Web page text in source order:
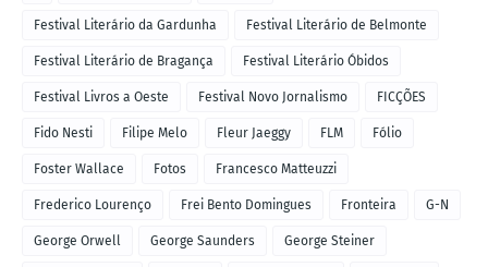
Festival Literário da Gardunha Festival Literário de Belmonte
Festival Literário de Bragança Festival Literário Óbidos
Festival Livros a Oeste Festival Novo Jornalismo FICÇÕES
Fido Nesti Filipe Melo Fleur Jaeggy FLM Fólio
Foster Wallace Fotos Francesco Matteuzzi
Frederico Lourenço Frei Bento Domingues Fronteira G-N
George Orwell George Saunders George Steiner